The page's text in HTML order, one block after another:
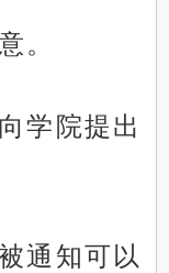
。
学院提出
通知可以